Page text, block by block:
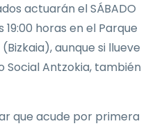
actuarán el SÁBADO
horas en el Parque
aunque si llueve
Antzokia, también
que acude por primera